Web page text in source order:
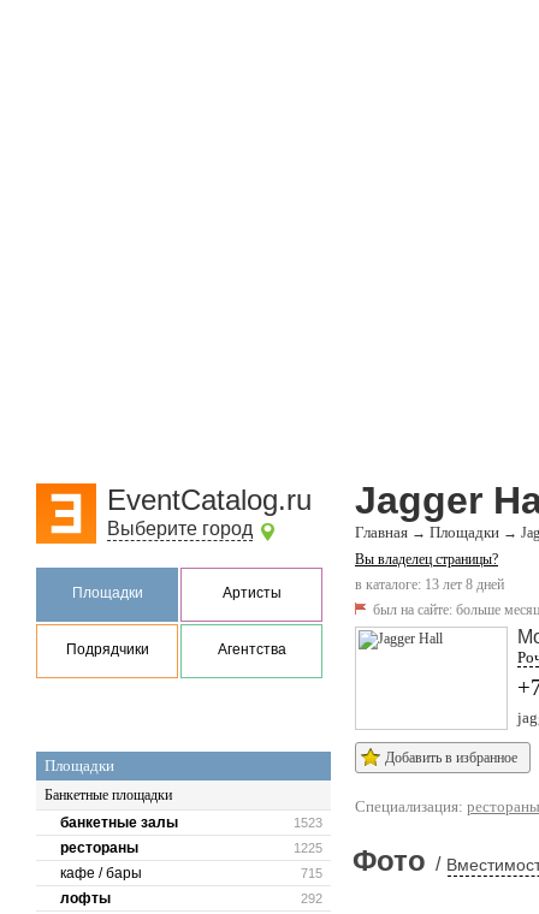
EventCatalog.ru
Выберите город
Площадки Артисты
Подрядчики Агентства
Площадки
Банкетные площадки
1523
банкетные залы
1225
рестораны
715
кафе / бары
292
лофты
Jagger
Главная → Площадки →
Вы владелец страницы?
в каталоге: 13 лет 8 дней
был на сайте: больше
Добавить в избранное
Специализация: рестораны
Фото /